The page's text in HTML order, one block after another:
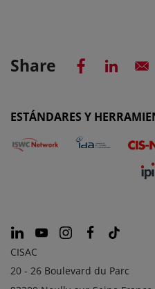
Share
ESTÁNDARES Y
CISAC
20 - 26 Boulevard du Parc